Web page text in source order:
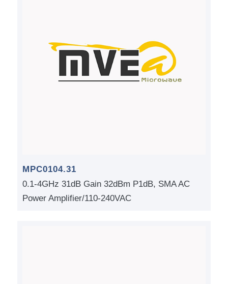
MPC0104.31
0.1-4GHz 31dB Gain 32dBm P1dB, SMA AC
Power Amplifier/110-240VAC